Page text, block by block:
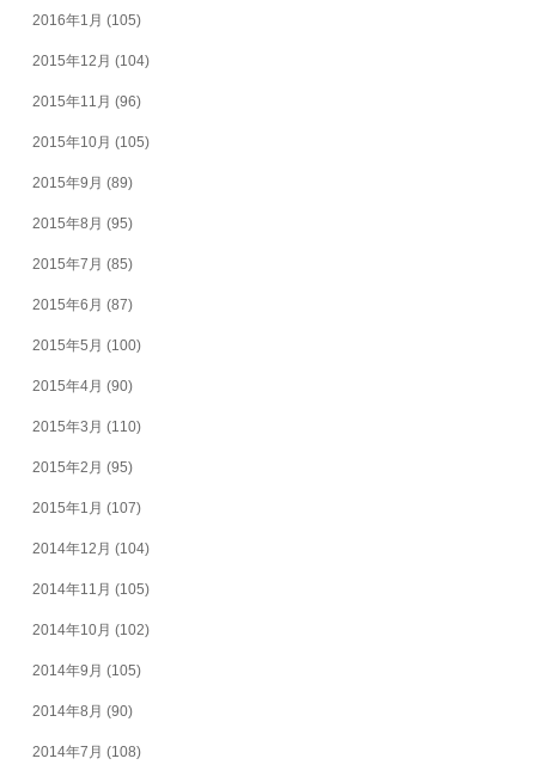
2016年1月 (105)
2015年12月 (104)
2015年11月 (96)
2015年10月 (105)
2015年9月 (89)
2015年8月 (95)
2015年7月 (85)
2015年6月 (87)
2015年5月 (100)
2015年4月 (90)
2015年3月 (110)
2015年2月 (95)
2015年1月 (107)
2014年12月 (104)
2014年11月 (105)
2014年10月 (102)
2014年9月 (105)
2014年8月 (90)
2014年7月 (108)